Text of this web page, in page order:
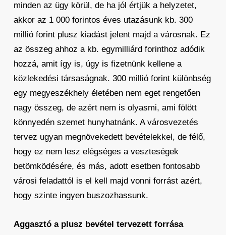
minden az ügy körül, de ha jól értjük a helyzetet,
akkor az 1 000 forintos éves utazásunk kb. 300
millió forint plusz kiadást jelent majd a városnak. Ez
az összeg ahhoz a kb. egymilliárd forinthoz adódik
hozzá, amit így is, úgy is fizetnünk kellene a
közlekedési társaságnak. 300 millió forint különbség
egy megyeszékhely életében nem eget rengetően
nagy összeg, de azért nem is olyasmi, ami fölött
könnyedén szemet hunyhatnánk. A városvezetés
tervez ugyan megnövekedett bevételekkel, de félő,
hogy ez nem lesz elégséges a veszteségek
betömködésére, és más, adott esetben fontosabb
városi feladattól is el kell majd vonni forrást azért,
hogy szinte ingyen buszozhassunk.
Aggasztó a plusz bevétel tervezett forrása